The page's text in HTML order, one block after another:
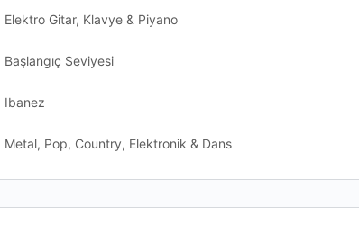
Elektro Gitar, Klavye & Piyano
Başlangıç Seviyesi
Ibanez
Metal, Pop, Country, Elektronik & Dans